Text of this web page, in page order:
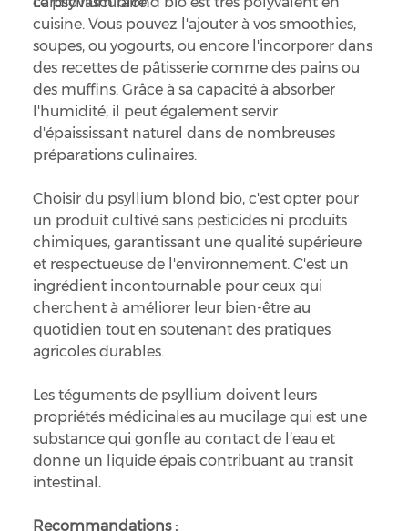
cuisine. Vous pouvez l'ajouter à vos smoothies,
soupes, ou yogourts, ou encore l'incorporer dans
des recettes de pâtisserie comme des pains ou
des muffins. Grâce à sa capacité à absorber
l'humidité, il peut également servir
d'épaississant naturel dans de nombreuses
préparations culinaires.
Choisir du psyllium blond bio, c'est opter pour
un produit cultivé sans pesticides ni produits
chimiques, garantissant une qualité supérieure
et respectueuse de l'environnement. C'est un
ingrédient incontournable pour ceux qui
cherchent à améliorer leur bien-être au
quotidien tout en soutenant des pratiques
agricoles durables.
Les téguments de psyllium doivent leurs
propriétés médicinales au mucilage qui est une
substance qui gonfle au contact de l’eau et
donne un liquide épais contribuant au transit
intestinal.
Recommandations :